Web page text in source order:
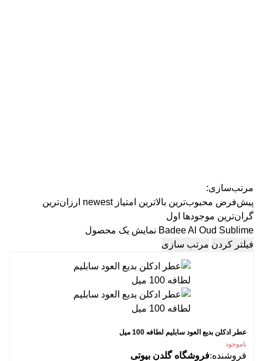
مرتب‌سازی:
پیش‌فرض محبوب‌ترین بالاترین امتیاز newest ارزان‌ترین
گران‌ترین موجودها اول
Badee Al Oud Sublime نمایش یک محصول
فیلتر کردن مرتب سازی
عطر ادکلن بدیع العود سابلیم لطافه 100 میل
ناموجود
فروشنده:فروشگاه گلدن بیوتی